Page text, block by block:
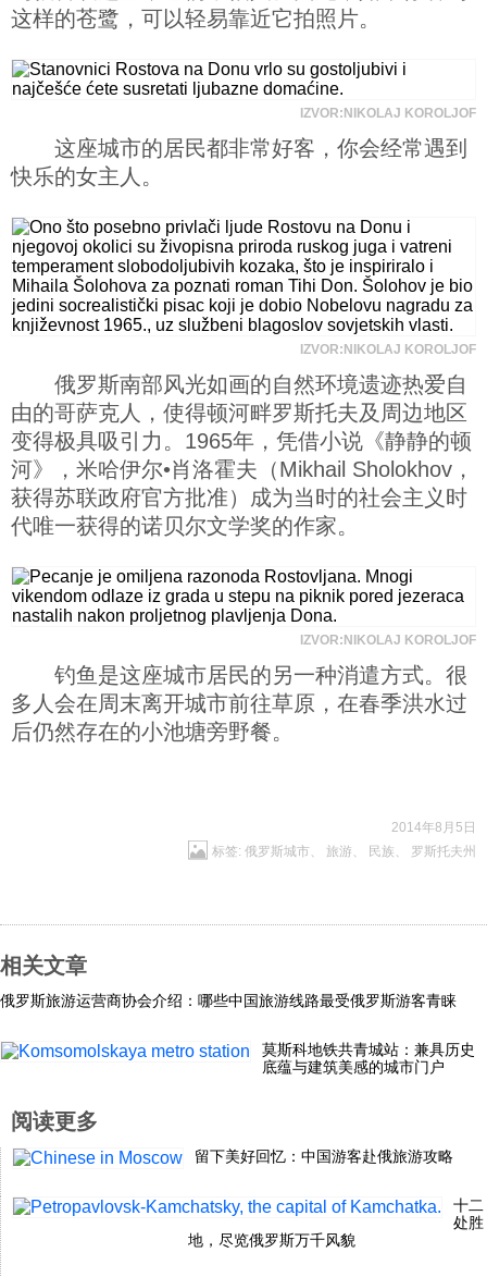
这样的苍鹭，可以轻易靠近它拍照片。
IZVOR:NIKOLAJ KOROLJOF
这座城市的居民都非常好客，你会经常遇到
快乐的女主人。
IZVOR:NIKOLAJ KOROLJOF
俄罗斯南部风光如画的自然环境遗迹热爱自
由的哥萨克人，使得顿河畔罗斯托夫及周边地区
变得极具吸引力。1965年，凭借小说《静静的顿
河》，米哈伊尔•肖洛霍夫（Mikhail Sholokhov，
获得苏联政府官方批准）成为当时的社会主义时
代唯一获得的诺贝尔文学奖的作家。
IZVOR:NIKOLAJ KOROLJOF
钓鱼是这座城市居民的另一种消遣方式。很
多人会在周末离开城市前往草原，在春季洪水过
后仍然存在的小池塘旁野餐。
2014年8月5日
标签: 俄罗斯城市、 旅游 、 民族 、 罗斯托夫州
相关文章
俄罗斯旅游运营商协会介绍：哪些中国旅游线路最受俄罗斯游客青睐
莫斯科地铁共青城站：兼具历史
底蕴与建筑美感的城市门户
阅读更多
留下美好回忆：中国游客赴俄旅游攻略
十二
处胜
地，尽览俄罗斯万千风貌